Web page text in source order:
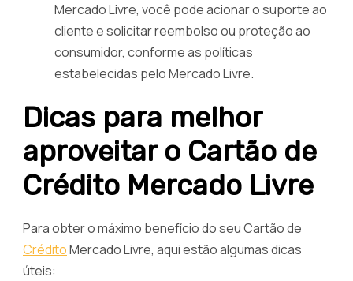
Mercado Livre, você pode acionar o suporte ao
cliente e solicitar reembolso ou proteção ao
consumidor, conforme as políticas
estabelecidas pelo Mercado Livre.
Dicas para melhor
aproveitar o Cartão de
Crédito Mercado Livre
Para obter o máximo benefício do seu Cartão de
CréditoMercado Livre, aqui estão algumas dicas
úteis: